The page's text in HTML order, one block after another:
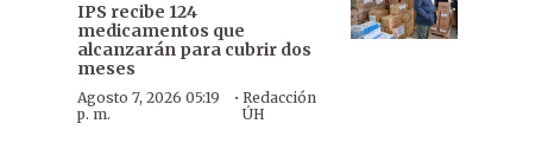
IPS recibe 124
medicamentos que
alcanzarán para cubrir dos
meses
Agosto 7, 2026 05:19
p. m.
· Redacción
ÚH